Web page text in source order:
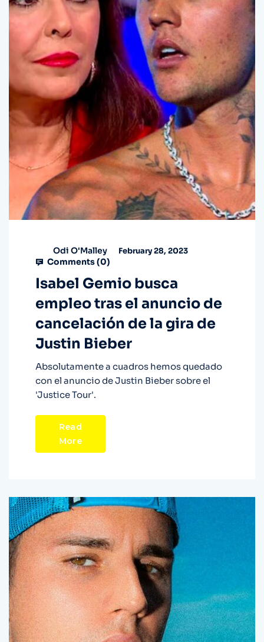
Odi O'Malley February 28, 2023
Comments (0)
Isabel Gemio busca
empleo tras el anuncio de
cancelación de la gira de
Justin Bieber
Absolutamente a cuadros hemos quedado
con el anuncio de Justin Bieber sobre el
'Justice Tour'.
Read
More